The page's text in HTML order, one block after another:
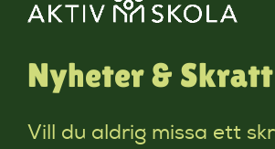
Nyheter & Skratt
Vill du aldrig missa ett